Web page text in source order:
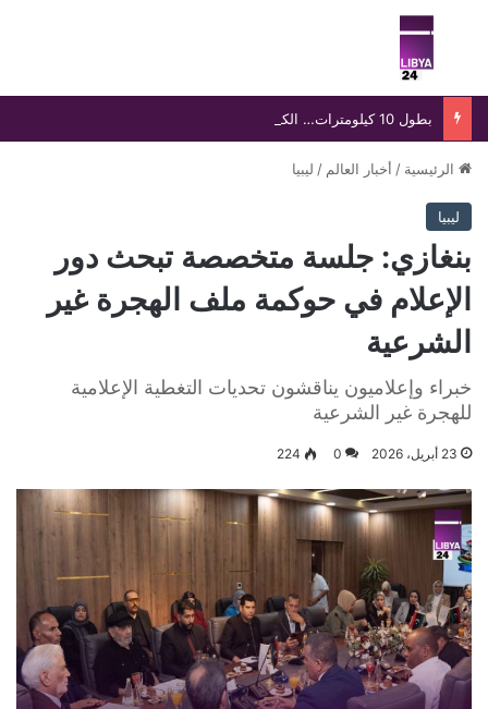
بحث عن
الرئيسية / أخبار العالم / ليبيا
ليبيا
بنغازي: جلسة متخصصة تبحث دور
الإعلام في حوكمة ملف الهجرة غير
الشرعية
خبراء وإعلاميون يناقشون تحديات التغطية الإعلامية
للهجرة غير الشرعية
23 أبريل، 2026 0
224